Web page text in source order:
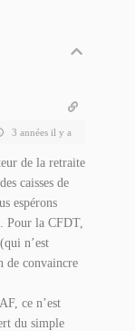
3 années il y a
de la retraite
caisses de
espérons
Pour la CFDT,
n’est
de convaincre
ce n’est
du simple